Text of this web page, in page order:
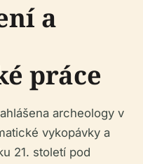
a
práce
archeology v
vykopávky a
21. století pod